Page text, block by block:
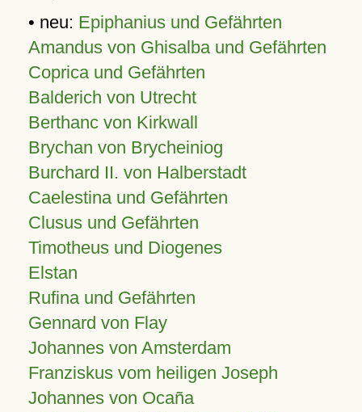
• neu: Epiphanius und Gefährten
Amandus von Ghisalba und Gefährten
Coprica und Gefährten
Balderich von Utrecht
Berthanc von Kirkwall
Brychan von Brycheiniog
Burchard II. von Halberstadt
Caelestina und Gefährten
Clusus und Gefährten
Timotheus und Diogenes
Elstan
Rufina und Gefährten
Gennard von Flay
Johannes von Amsterdam
Franziskus vom heiligen Joseph
Johannes von Ocaña